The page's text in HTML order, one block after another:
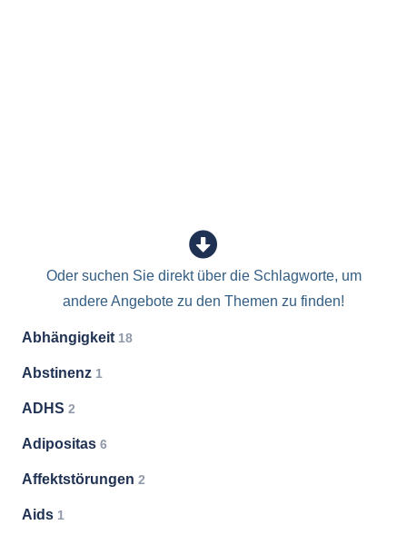
Oder suchen Sie direkt über die Schlagworte, um
andere Angebote zu den Themen zu finden!
Abhängigkeit 18
Abstinenz 1
ADHS 2
Adipositas 6
Affektstörungen 2
Aids 1